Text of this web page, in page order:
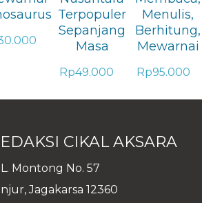
Terpopuler
Sepanjang
Masa
Rp49.000
Menulis,
Berhitung,
Mewarnai
Rp95.000
CIKAL AKSARA
Montong No. 57
Jagakarsa 12360